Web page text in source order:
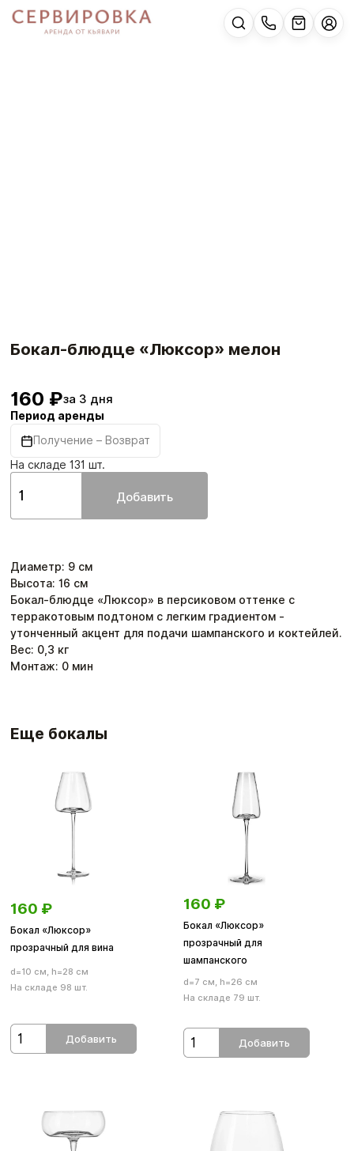
Бокал-блюдце «Люксор» мелон
160 ₽за 3 дня
Период аренды
Получение – Возврат
На складе 131 шт.
Добавить
Диаметр: 9 см
Высота: 16 см
Бокал-блюдце «Люксор» в персиковом оттенке с
терракотовым подтоном с легким градиентом -
утонченный акцент для подачи шампанского и коктейлей.
Вес: 0,3 кг
Монтаж: 0 мин
Еще бокалы
160 ₽
Бокал «Люксор»
прозрачный для вина
d=10 см, h=28 см
На складе 98 шт.
Добавить
160 ₽
Бокал «Люксор»
прозрачный для
шампанского
d=7 см, h=26 см
На складе 79 шт.
Добавить